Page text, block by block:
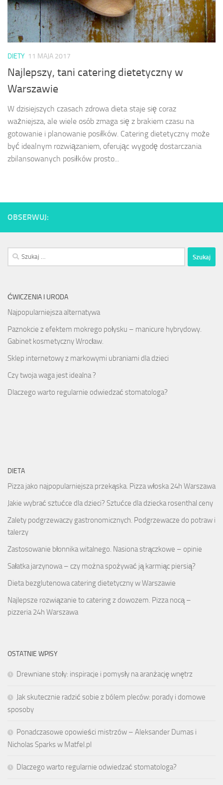
DIETY 11 MAJA 2017
Najlepszy, tani catering dietetyczny w
Warszawie
W dzisiejszych czasach zdrowa dieta staje się coraz
ważniejsza, ale wiele osób zmaga się z brakiem czasu na
gotowanie i planowanie posiłków. Catering dietetyczny może
być idealnym rozwiązaniem, oferując wygodę dostarczania
zbilansowanych posiłków prosto...
OBSERWUJ:
Szukaj:
ĆWICZENIA I URODA
Najpopularniejsza alternatywa
Paznokcie z efektem mokrego połysku – manicure hybrydowy.
Gabinet kosmetyczny Wrocław.
Sklep internetowy z markowymi ubraniami dla dzieci
Czy twoja waga jest idealna ?
Dlaczego warto regularnie odwiedzać stomatologa?
DIETA
Pizza jako najpopularniejsza przekąska. Pizza włoska 24h Warszawa
Jakie wybrać sztućce dla dzieci? Sztućce dla dziecka rosenthal ceny
Zalety podgrzewaczy gastronomicznych. Podgrzewacze do potraw i
talerzy
Zastosowanie błonnika witalnego. Nasiona strączkowe – opinie
Sałatka jarzynowa – czy można spożywać ją karmiąc piersią?
Dieta bezglutenowa catering dietetyczny w Warszawie
Najlepsze rozwiązanie to catering z dowozem. Pizza nocą –
pizzeria 24h Warszawa
OSTATNIE WPISY
Drewniane stoły: inspiracje i pomysły na aranżację wnętrz
Jak skutecznie radzić sobie z bólem pleców: porady i domowe
sposoby
Ponadczasowe opowieści mistrzów – Aleksander Dumas i
Nicholas Sparks w Matfel.pl
Dlaczego warto regularnie odwiedzać stomatologa?